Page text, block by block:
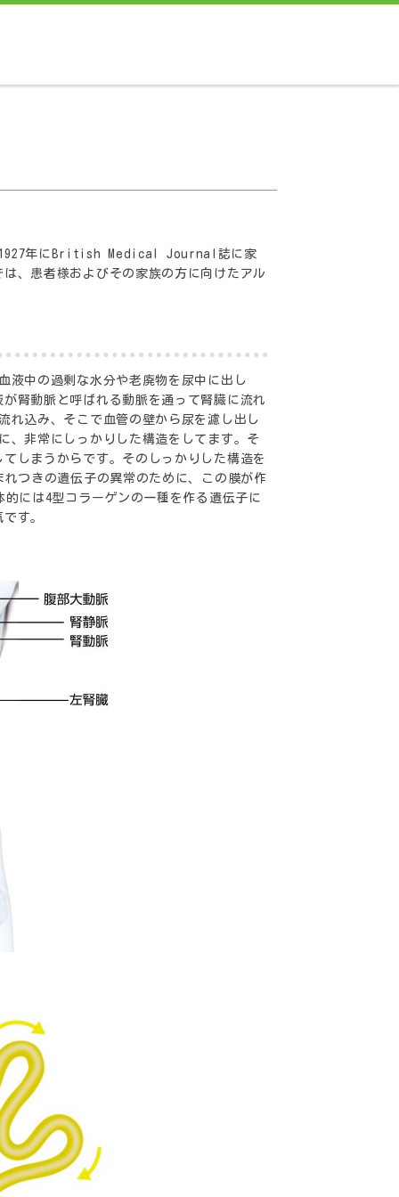
1927年にBritish Medical Journal誌に家
、患者様およびその家族の方に向けたアル
液中の過剰な水分や老廃物を尿中に出し
腎動脈と呼ばれる動脈を通って腎臓に流れ
れ込み、そこで血管の壁から尿を濾し出し
、非常にしっかりした構造をしてます。そ
しまうからです。そのしっかりした構造を
つきの遺伝子の異常のために、この膜が作
には4型コラーゲンの一種を作る遺伝子に
す。